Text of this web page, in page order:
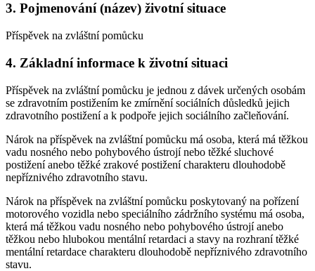
3. Pojmenování (název) životní situace
Příspěvek na zvláštní pomůcku
4. Základní informace k životní situaci
Příspěvek na zvláštní pomůcku je jednou z dávek určených osobám
se zdravotním postižením ke zmírnění sociálních důsledků jejich
zdravotního postižení a k podpoře jejich sociálního začleňování.
Nárok na příspěvek na zvláštní pomůcku má osoba, která má těžkou
vadu nosného nebo pohybového ústrojí nebo těžké sluchové
postižení anebo těžké zrakové postižení charakteru dlouhodobě
nepříznivého zdravotního stavu.
Nárok na příspěvek na zvláštní pomůcku poskytovaný na pořízení
motorového vozidla nebo speciálního zádržního systému má osoba,
která má těžkou vadu nosného nebo pohybového ústrojí anebo
těžkou nebo hlubokou mentální retardaci a stavy na rozhraní těžké
mentální retardace charakteru dlouhodobě nepříznivého zdravotního
stavu.